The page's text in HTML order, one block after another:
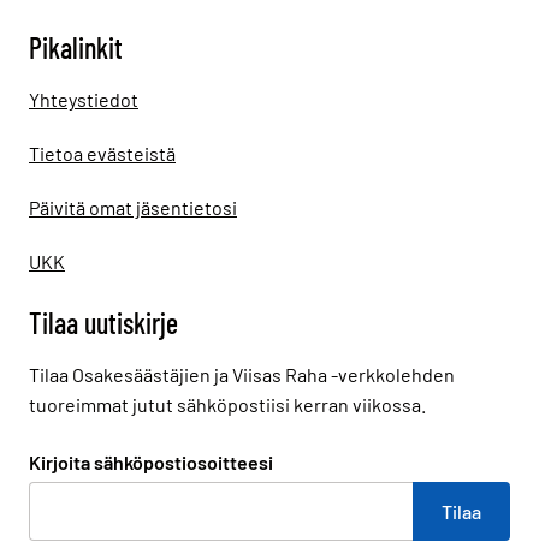
Pikalinkit
Yhteystiedot
Tietoa evästeistä
Päivitä omat jäsentietosi
UKK
Tilaa uutiskirje
Tilaa Osakesäästäjien ja Viisas Raha -verkkolehden
tuoreimmat jutut sähköpostiisi kerran viikossa.
Kirjoita sähköpostiosoitteesi